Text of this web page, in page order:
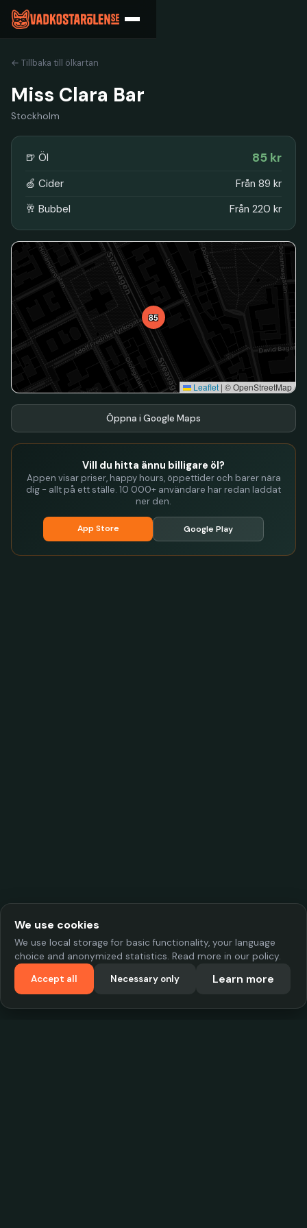
← Tillbaka till ölkartan
Miss Clara Bar
Stockholm
🍺 Öl 85 kr
🍏 Cider
Från 89 kr
🥂 Bubbel
Från 220 kr
85
Leaflet | © OpenStreetMap
Öppna i Google Maps
Vill du hitta ännu billigare öl?
Appen visar priser, happy hours, öppettider och barer nära
dig - allt på ett ställe. 10 000+ användare har redan laddat
ner den.
App Store Google Play
We use cookies
We use local storage for basic functionality, your language
choice and anonymized statistics. Read more in our policy.
Accept all
Necessary only Learn more